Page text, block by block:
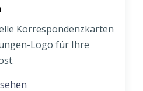
Korrespondenzkarten
Logo für Ihre